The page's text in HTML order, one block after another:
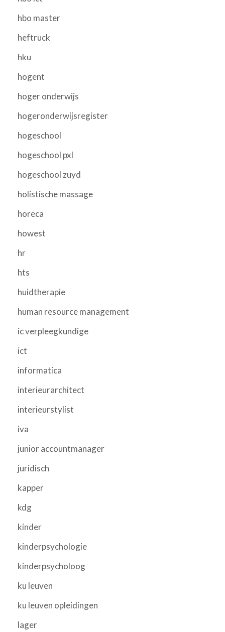
hbo master
heftruck
hku
hogent
hoger onderwijs
hogeronderwijsregister
hogeschool
hogeschool pxl
hogeschool zuyd
holistische massage
horeca
howest
hr
hts
huidtherapie
human resource management
ic verpleegkundige
ict
informatica
interieurarchitect
interieurstylist
iva
junior accountmanager
juridisch
kapper
kdg
kinder
kinderpsychologie
kinderpsycholoog
ku leuven
ku leuven opleidingen
lager